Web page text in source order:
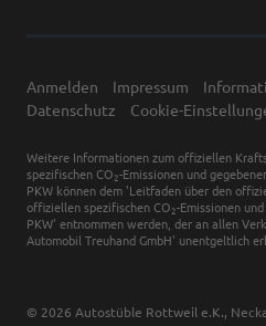
Anmelden Impressum
Datenschutz
Cookie-
Weitere Informationen zum offiziellen
spezifischen CO 2-Emissionen und
PKW können dem 'Leitfaden über den
offiziellen spezifischen CO 2-Emissionen
PKW' entnommen werden, der an allen
Automobil Treuhand GmbH' unentgeltlich
© 2026 Autostüble Rottweil e.K.,